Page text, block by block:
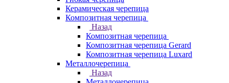
Керамическая черепица
Композитная черепица
Назад
Композитная черепица
Композитная черепица Gerard
Композитная черепица Luxard
Металлочерепица
Назад